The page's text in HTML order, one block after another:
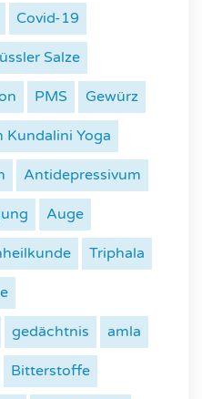
Covid-19
Salze
PMS Gewürz
Kundalini Yoga
Antidepressivum
Auge
Triphala
gedächtnis amla
Bitterstoffe